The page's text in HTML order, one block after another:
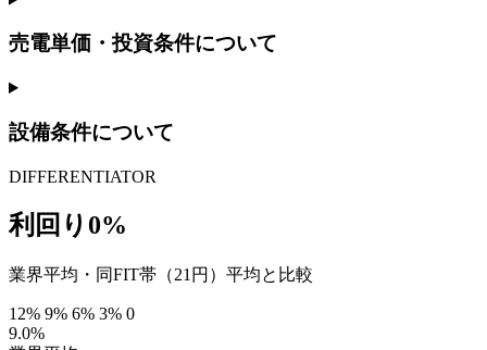
売電単価・投資条件について
設備条件について
DIFFERENTIATOR
利回り0%
業界平均・同FIT帯（21円）平均と比較
12% 9% 6% 3% 0
9.0%